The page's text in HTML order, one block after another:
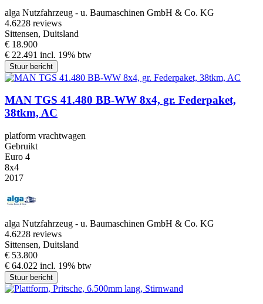
alga Nutzfahrzeug - u. Baumaschinen GmbH & Co. KG
4.6228 reviews
Sittensen, Duitsland
€ 18.900
€ 22.491 incl. 19% btw
Stuur bericht
MAN TGS 41.480 BB-WW 8x4, gr. Federpaket,
38tkm, AC
platform vrachtwagen
Gebruikt
Euro 4
8x4
2017
alga Nutzfahrzeug - u. Baumaschinen GmbH & Co. KG
4.6228 reviews
Sittensen, Duitsland
€ 53.800
€ 64.022 incl. 19% btw
Stuur bericht